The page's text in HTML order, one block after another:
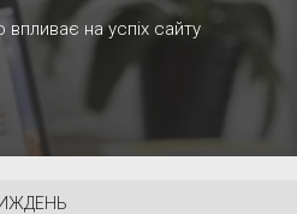
впливає на успіх сайту